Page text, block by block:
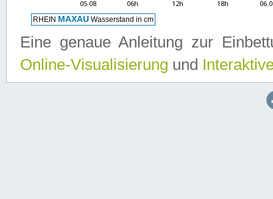
Eine genaue Anleitung zur
Online-Visualisierung und